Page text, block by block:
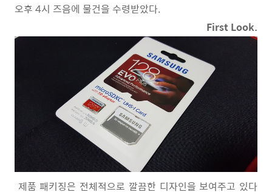
오후 4시 즈음에 물건을 수령받았다.
First Look.
제품 패키징은 전체적으로 깔끔한 디자인을 보여주고 있다